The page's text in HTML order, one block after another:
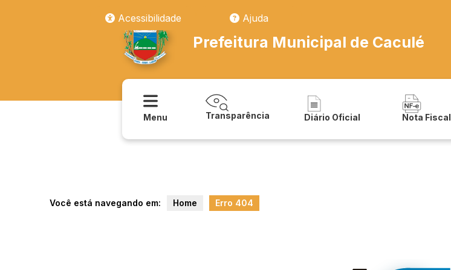
Acessibilidade
Ajuda
Prefeitura Municipal de Caculé
Menu Transparência Diário Oficial Nota Fiscal
Você está navegando em: Home Erro 404